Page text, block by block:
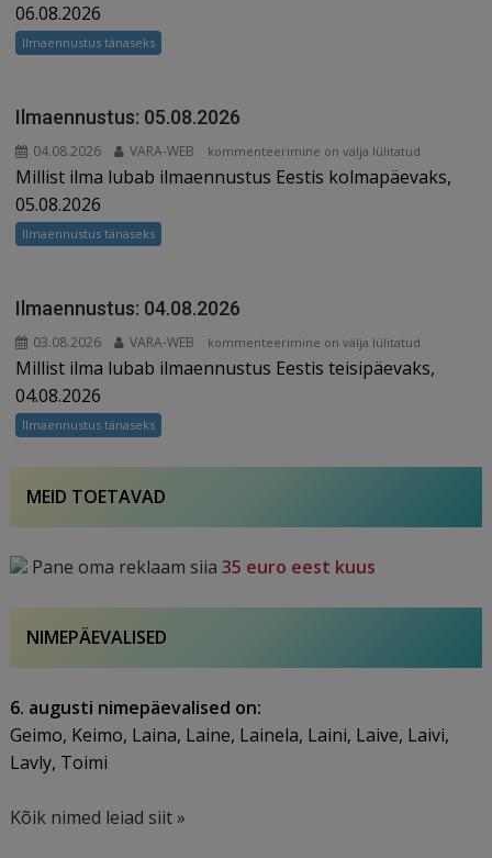
06.08.2026
Ilmaennustus tänaseks
Ilmaennustus: 05.08.2026
04.08.2026 VARA-WEB
Ilmaennustus:
05.08.2026
kommenteerimine on välja lülitatud
Millist ilma lubab ilmaennustus Eestis kolmapäevaks,
05.08.2026
Ilmaennustus tänaseks
Ilmaennustus: 04.08.2026
03.08.2026 VARA-WEB
Ilmaennustus:
04.08.2026
kommenteerimine on välja lülitatud
Millist ilma lubab ilmaennustus Eestis teisipäevaks,
04.08.2026
Ilmaennustus tänaseks
MEID TOETAVAD
Pane oma reklaam siia35 euro eest kuus
NIMEPÄEVALISED
6. augusti nimepäevalised on:
Geimo, Keimo, Laina, Laine, Lainela, Laini, Laive, Laivi,
Lavly, Toimi
Kõik nimed leiad siit »